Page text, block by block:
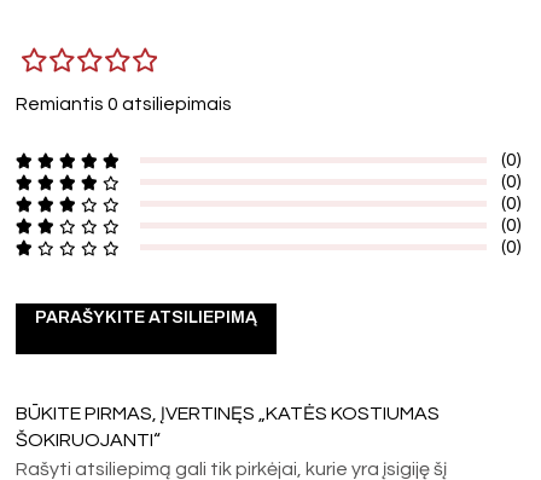
Remiantis 0 atsiliepimais
(0)
(0)
(0)
(0)
(0)
PARAŠYKITE ATSILIEPIMĄ
BŪKITE PIRMAS, ĮVERTINĘS „KATĖS KOSTIUMAS
ŠOKIRUOJANTI“
Rašyti atsiliepimą gali tik pirkėjai, kurie yra įsigiję šį